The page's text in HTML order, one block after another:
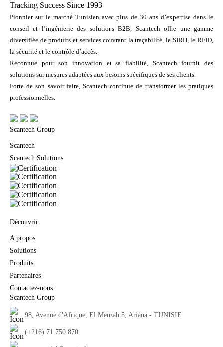
Tracking Success Since 1993
Pionnier sur le marché Tunisien avec plus de 30 ans d’expertise dans le
conseil et l’ingénierie des solutions B2B, Scantech offre une gamme
diversifiée de produits et services couvrant la traçabilité, le SIRH, le RFID,
la sécurité et le contrôle d’accès.
Reconnue pour son innovation et sa fiabilité, Scantech fournit des
solutions sur mesures adaptées aux besoins spécifiques de ses clients.
Forte de son savoir faire, Scantech continue de transformer les pratiques
professionnelles.
Scantech Group
Scantech
Scantech Solutions
Découvrir
A propos
Solutions
Produits
Partenaires
Contactez-nous
Scantech Group
98, Avenue d'Afrique, El Menzah 5, Ariana - TUNISIE
(+216) 71 750 870